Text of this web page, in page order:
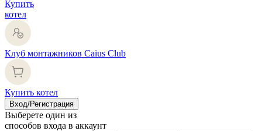
Купить
котел
Клуб монтажников Caius Club
Купить котел
Вход/Регистрация
Выберете один из
способов входа в аккаунт